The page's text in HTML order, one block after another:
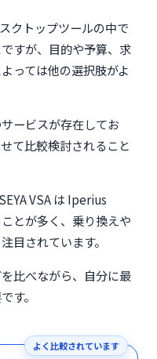
クトップツールの中で
すが、目的や予算、求
っては他の選択肢がよ
ービスが存在してお
て比較検討されること
VSA は Iperius
とが多く、乗り換えや
目されています。
比べながら、自分に最
す。
よく比較されています